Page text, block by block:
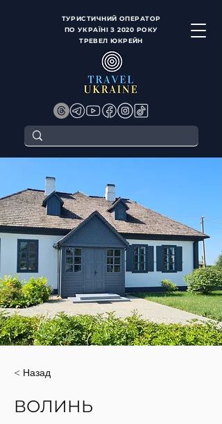
ТУРИСТИЧНИЙ ОПЕРАТОР
ПО УКРАЇНІ З 2020 РОКУ
ТРЕВЕЛ ЮКРЕЙН
< Назад
ВОЛИНЬ